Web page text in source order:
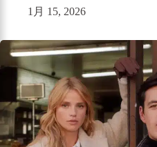
1月 15, 2026